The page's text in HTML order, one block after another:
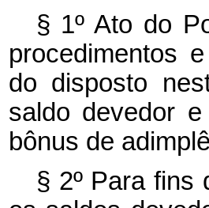
§ 1º Ato do
procedimentos
do disposto
saldo devedor
bônus de
§ 2º Para fins